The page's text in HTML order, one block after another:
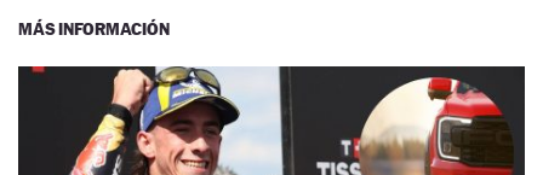
MÁS INFORMACIÓN